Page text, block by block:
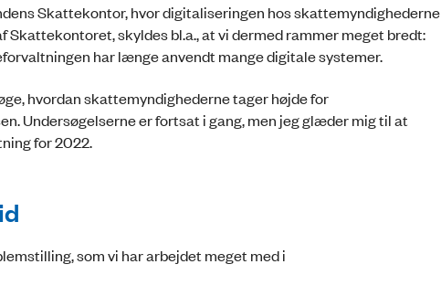
Skattekontor, hvor digitaliseringen hos skattemyndighederne
skyldes bl.a., at vi dermed rammer meget bredt:
har længe anvendt mange digitale systemer.
hvordan skattemyndighederne tager højde for
Undersøgelserne er fortsat i gang, men jeg glæder mig til at
for 2022.
som vi har arbejdet meget med i